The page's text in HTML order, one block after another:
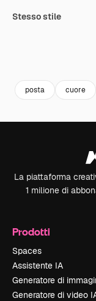
Stesso stile
posta cuore
La piattaforma
1 milione di
Prodotti
Spaces
Assistente IA
Generatore di
Generatore di video